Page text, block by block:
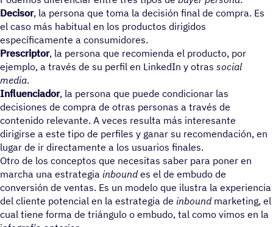
Decisor, la persona que toma la decisión final de compra. Es
el caso más habitual en los productos dirigidos
específicamente a consumidores.
Prescriptor, la persona que recomienda el producto, por
ejemplo, a través de su perfil en LinkedIn y otras social
media.
Influenciador, la persona que puede condicionar las
decisiones de compra de otras personas a través de
contenido relevante. A veces resulta más interesante
dirigirse a este tipo de perfiles y ganar su recomendación, en
lugar de ir directamente a los usuarios finales.
Otro de los conceptos que necesitas saber para poner en
marcha una estrategia inboundes el de embudo de
conversión de ventas. Es un modelo que ilustra la experiencia
del cliente potencial en la estrategia de inboundmarketing, el
cual tiene forma de triángulo o embudo, tal como vimos en la